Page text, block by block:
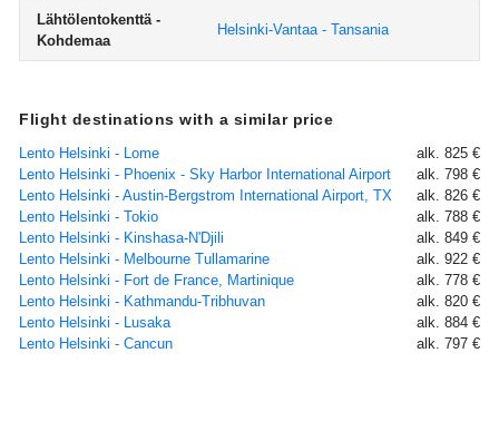
Lähtölentokenttä -
Kohdemaa
Helsinki-Vantaa - Tansania
Flight destinations with a similar price
Lento Helsinki - Lome
alk. 825 €
Lento Helsinki - Phoenix - Sky Harbor International Airport
alk. 798 €
Lento Helsinki - Austin-Bergstrom International Airport, TX
alk. 826 €
Lento Helsinki - Tokio
alk. 788 €
Lento Helsinki - Kinshasa-N'Djili
alk. 849 €
Lento Helsinki - Melbourne Tullamarine
alk. 922 €
Lento Helsinki - Fort de France, Martinique
alk. 778 €
Lento Helsinki - Kathmandu-Tribhuvan
alk. 820 €
Lento Helsinki - Lusaka
alk. 884 €
Lento Helsinki - Cancun
alk. 797 €